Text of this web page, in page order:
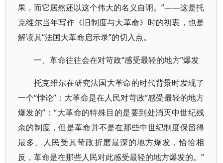
果，而它居然还以这个伟大的名义自诩。”——这是托
克维尔当年写作《旧制度与大革命》时的初衷，也是
解读其“法国大革命启示录”的切入点。
一、革命往往会在对苛政“感受最轻的地方”爆发
托克维尔在研究法国大革命的时代背景时发现了
一个“悖论”：大革命是在人民对苛政“感受最轻的地方
爆发的”：“大革命的特殊目的是要到处消灭中世纪残
余的制度，但是革命并不是在那些中世纪制度保留得
最多、人民受其苛政折磨最深的地方爆发，恰恰相
反，革命是在那些人民对此感受最轻的地方爆发的。”